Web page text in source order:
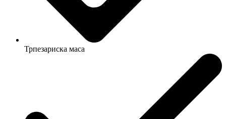
Трпезариска маса